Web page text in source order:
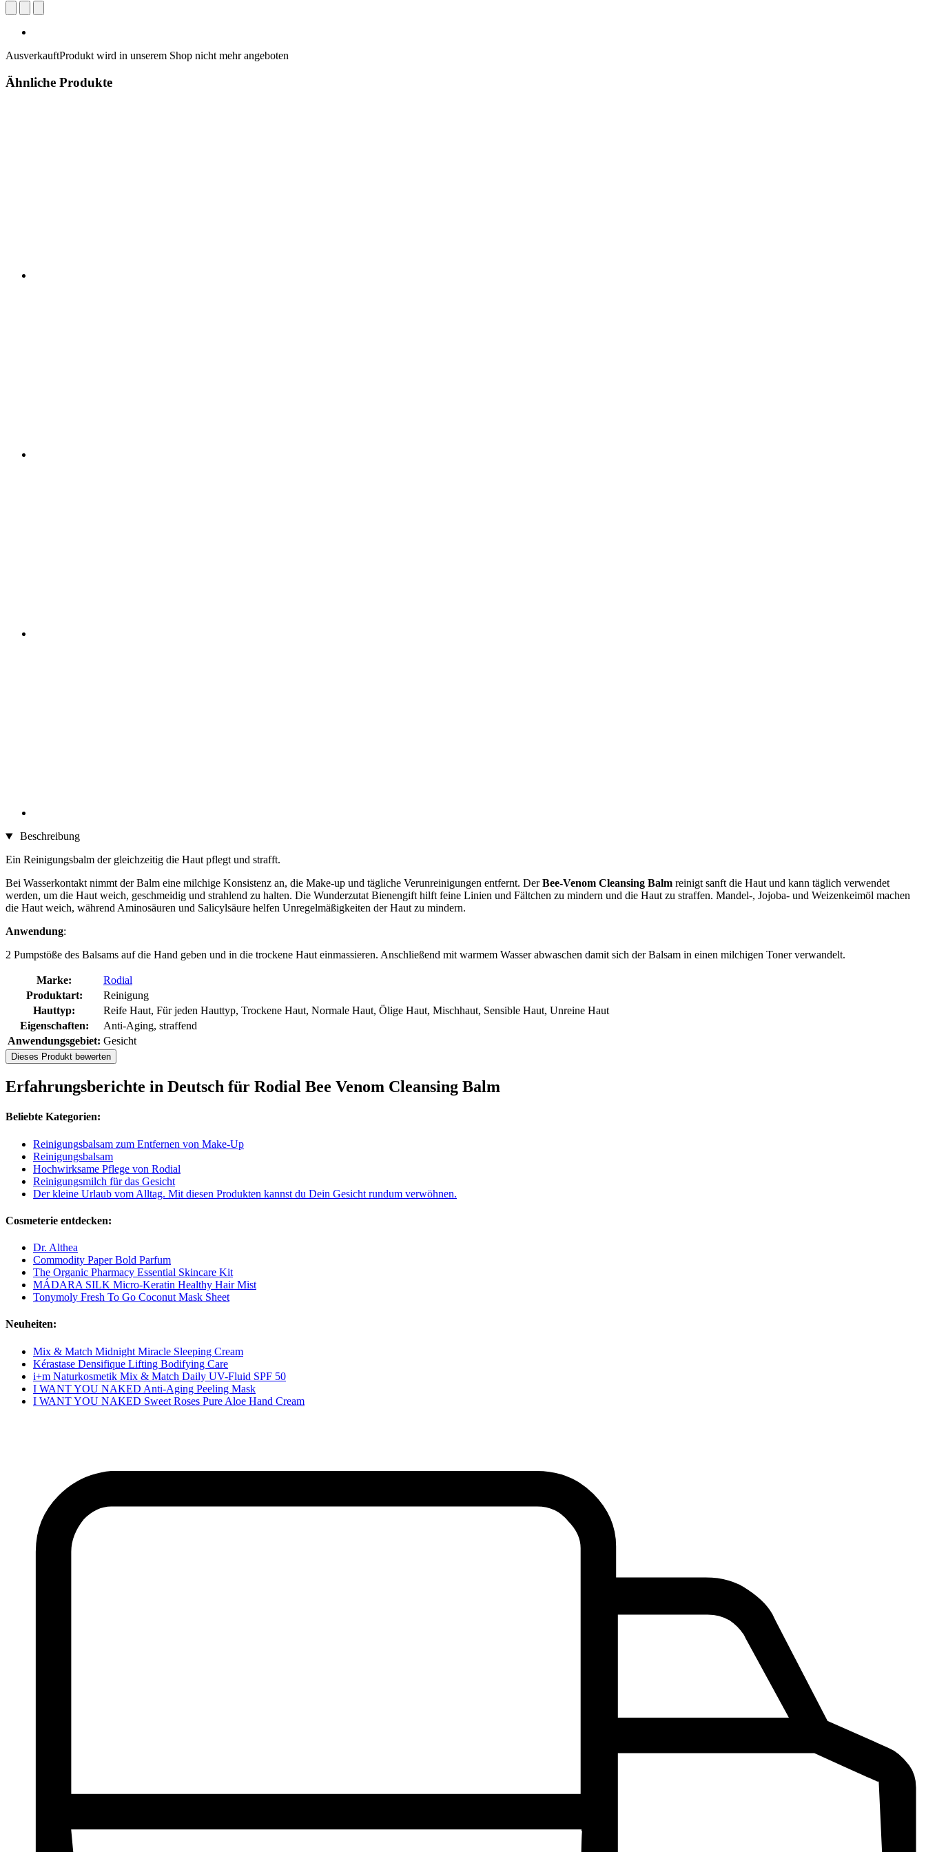
AusverkauftProdukt wird in unserem Shop nicht mehr angeboten
Ähnliche Produkte
Beschreibung
Ein Reinigungsbalm der gleichzeitig die Haut pflegt und strafft.
Bei Wasserkontakt nimmt der Balm eine milchige Konsistenz an, die Make-up und tägliche Verunreinigungen entfernt. DerBee-Venom Cleansing Balm reinigt sanft die Haut und kann täglich verwendet
werden, um die Haut weich, geschmeidig und strahlend zu halten. Die Wunderzutat Bienengift hilft feine Linien und Fältchen zu mindern und die Haut zu straffen. Mandel-, Jojoba- und Weizenkeimöl machen
die Haut weich, während Aminosäuren und Salicylsäure helfen Unregelmäßigkeiten der Haut zu mindern.
Anwendung:
2 Pumpstöße des Balsams auf die Hand geben und in die trockene Haut einmassieren. Anschließend mit warmem Wasser abwaschen damit sich der Balsam in einen milchigen Toner verwandelt.
Marke:
Rodial
Produktart:
Reinigung
Hauttyp:
Reife Haut, Für jeden Hauttyp, Trockene Haut, Normale Haut, Ölige Haut, Mischhaut, Sensible Haut, Unreine Haut
Eigenschaften:
Anti-Aging, straffend
Anwendungsgebiet: Gesicht
Dieses Produkt bewerten
Erfahrungsberichte in Deutsch für Rodial Bee Venom Cleansing Balm
Beliebte Kategorien:
Reinigungsbalsam zum Entfernen von Make-Up
Reinigungsbalsam
Hochwirksame Pflege von Rodial
Reinigungsmilch für das Gesicht
Der kleine Urlaub vom Alltag. Mit diesen Produkten kannst du Dein Gesicht rundum verwöhnen.
Cosmeterie entdecken:
Dr. Althea
Commodity Paper Bold Parfum
The Organic Pharmacy Essential Skincare Kit
MÁDARA SILK Micro-Keratin Healthy Hair Mist
Tonymoly Fresh To Go Coconut Mask Sheet
Neuheiten:
Mix & Match Midnight Miracle Sleeping Cream
Kérastase Densifique Lifting Bodifying Care
i+m Naturkosmetik Mix & Match Daily UV-Fluid SPF 50
I WANT YOU NAKED Anti-Aging Peeling Mask
I WANT YOU NAKED Sweet Roses Pure Aloe Hand Cream